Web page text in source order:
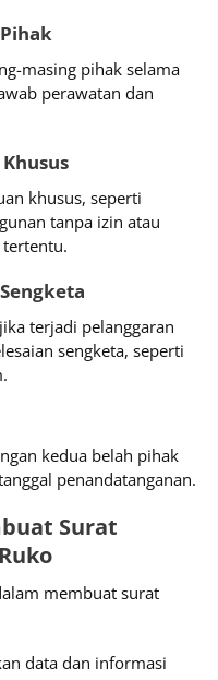
masing pihak selama
perawatan dan
khusus, seperti
tanpa izin atau
terjadi pelanggaran
sengketa, seperti
kedua belah pihak
penandatanganan.
Surat
Ruko
membuat surat
data dan informasi